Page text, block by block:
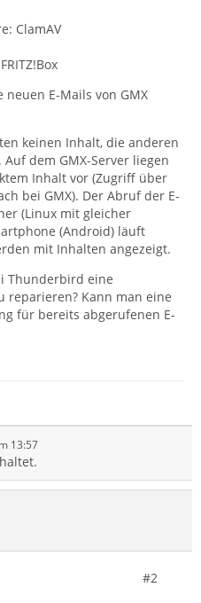
ClamAV
E-Mails von GMX
keinen Inhalt, die anderen
dem GMX-Server liegen
Inhalt vor (Zugriff über
bei GMX). Der Abruf der E-
(Linux mit gleicher
(Android) läuft
mit Inhalten angezeigt.
Thunderbird eine
reparieren? Kann man eine
für bereits abgerufenen E-
13:57
#2